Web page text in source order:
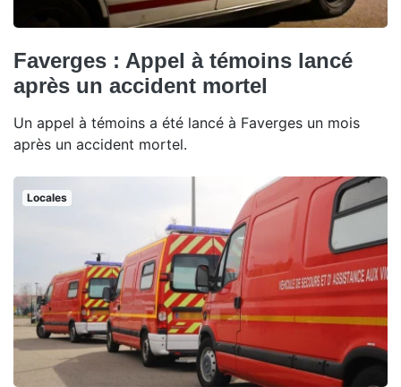
Faverges : Appel à témoins lancé
après un accident mortel
Un appel à témoins a été lancé à Faverges un mois
après un accident mortel.
Locales